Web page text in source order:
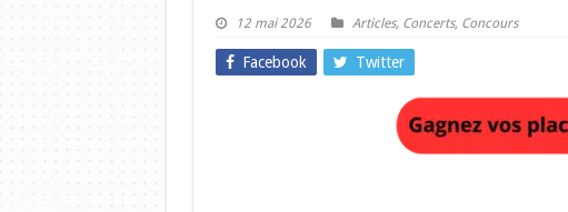
12 mai 2026 Articles, Concerts, Concours
Facebook Twitter